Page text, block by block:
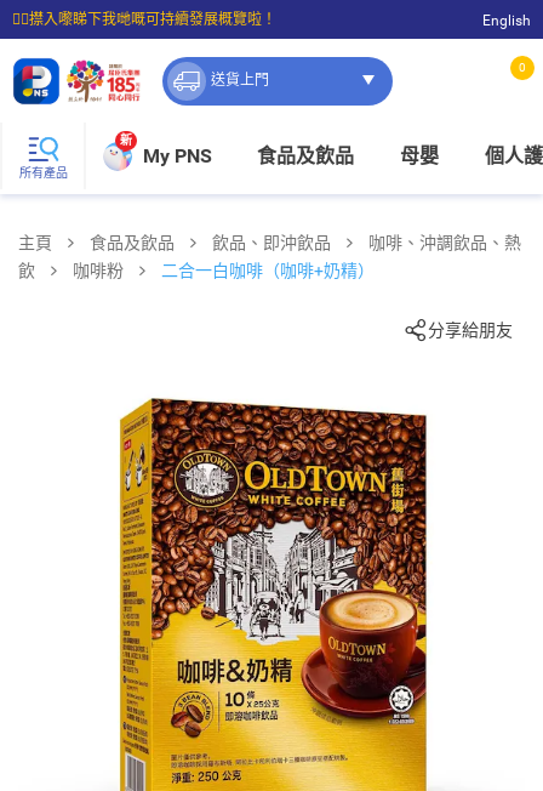
☝🏼㩒入嚟睇下我哋嘅可持續發展概覽啦！
⭐購物滿$399即享免費送貨；滿$100即可免費店取。
English
送貨上門
0
所有產品
新
My PNS 食品及飲品 母嬰 個人
主頁 食品及飲品 飲品、即沖飲品
咖啡、沖調飲品、熱
飲
咖啡粉 二合一白咖啡（咖啡+奶精）
分享給朋友